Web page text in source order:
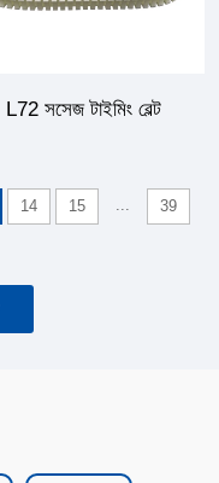
L72 সসেজ টাইমিং বেল্ট
14 15 ...
39